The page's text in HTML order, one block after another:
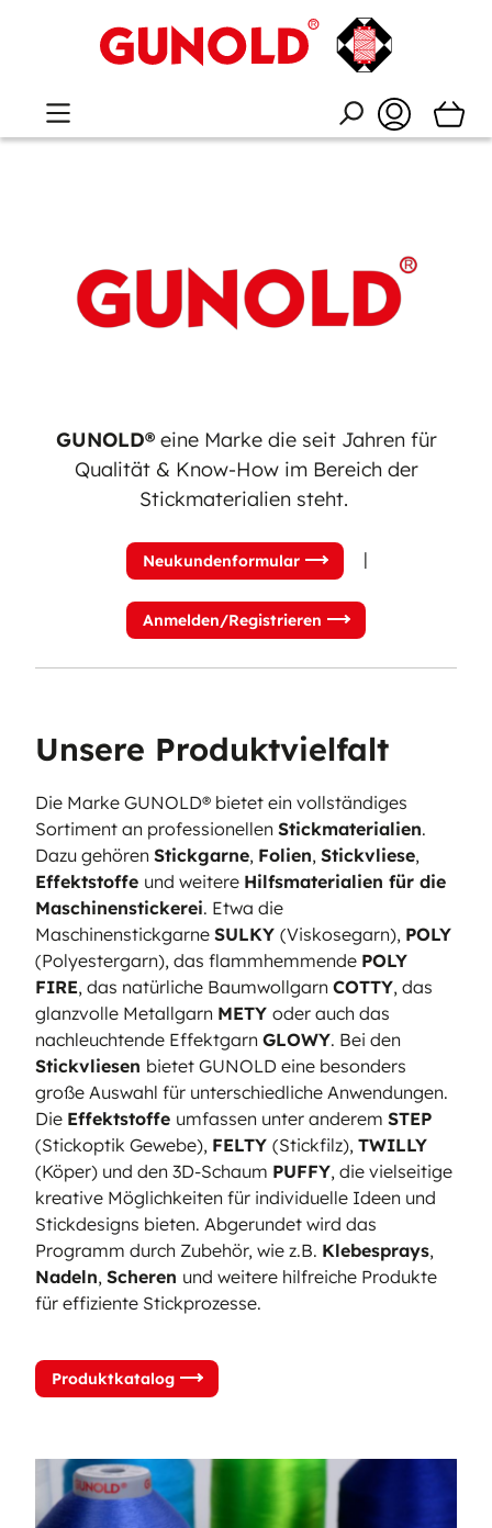
GUNOLD®eine Marke die seit Jahren für
Qualität & Know-How im Bereich der
Stickmaterialien steht.
Neukundenformular |
Anmelden/Registrieren
Unsere Produktvielfalt
Die Marke GUNOLD® bietet ein vollständiges
Sortiment an professionellen Stickmaterialien.
Dazu gehören Stickgarne, Folien, Stickvliese,
Effektstoffe und weitere Hilfsmaterialien für die
Maschinenstickerei. Etwa die
Maschinenstickgarne SULKY (Viskosegarn), POLY
(Polyestergarn), das flammhemmende POLY
FIRE, das natürliche Baumwollgarn COTTY, das
glanzvolle Metallgarn METY oder auch das
nachleuchtende Effektgarn GLOWY. Bei den
Stickvliesen bietet GUNOLD eine besonders
große Auswahl für unterschiedliche Anwendungen.
Die Effektstoffe umfassen unter anderem STEP
(Stickoptik Gewebe), FELTY (Stickfilz), TWILLY
(Köper) und den 3D-Schaum PUFFY, die vielseitige
kreative Möglichkeiten für individuelle Ideen und
Stickdesigns bieten. Abgerundet wird das
Programm durch Zubehör, wie z.B. Klebesprays,
Nadeln, Scheren und weitere hilfreiche Produkte
für effiziente Stickprozesse.
Produktkatalog